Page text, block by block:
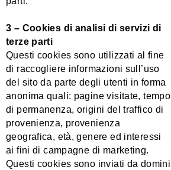
3 – Cookies di analisi di servizi di
terze parti
Questi cookies sono utilizzati al fine
di raccogliere informazioni sull’uso
del sito da parte degli utenti in forma
anonima quali: pagine visitate, tempo
di permanenza, origini del traffico di
provenienza, provenienza
geografica, età, genere ed interessi
ai fini di campagne di marketing.
Questi cookies sono inviati da domini